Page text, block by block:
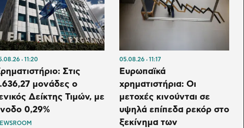
11:20
Στις
μονάδες ο
Δείκτης Τιμών, με
0,29%
05.08.26 11:17
Ευρωπαϊκά
χρηματιστήρια: Οι
μετοχές κινούνται σε
υψηλά επίπεδα ρεκόρ στο
ξεκίνημα των